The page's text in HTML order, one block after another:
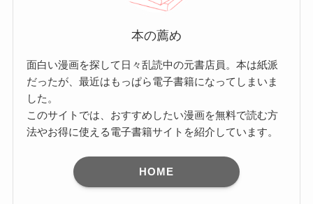
本の薦め
面白い漫画を探して日々乱読中の元書店員。本は紙派
だったが、最近はもっぱら電子書籍になってしまいま
した。
このサイトでは、おすすめしたい漫画を無料で読む方
法やお得に使える電子書籍サイトを紹介しています。
HOME